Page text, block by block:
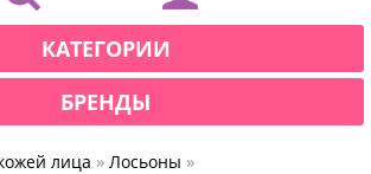
|
КАТЕГОРИИ
БРЕНДЫ
лица » Лосьоны »